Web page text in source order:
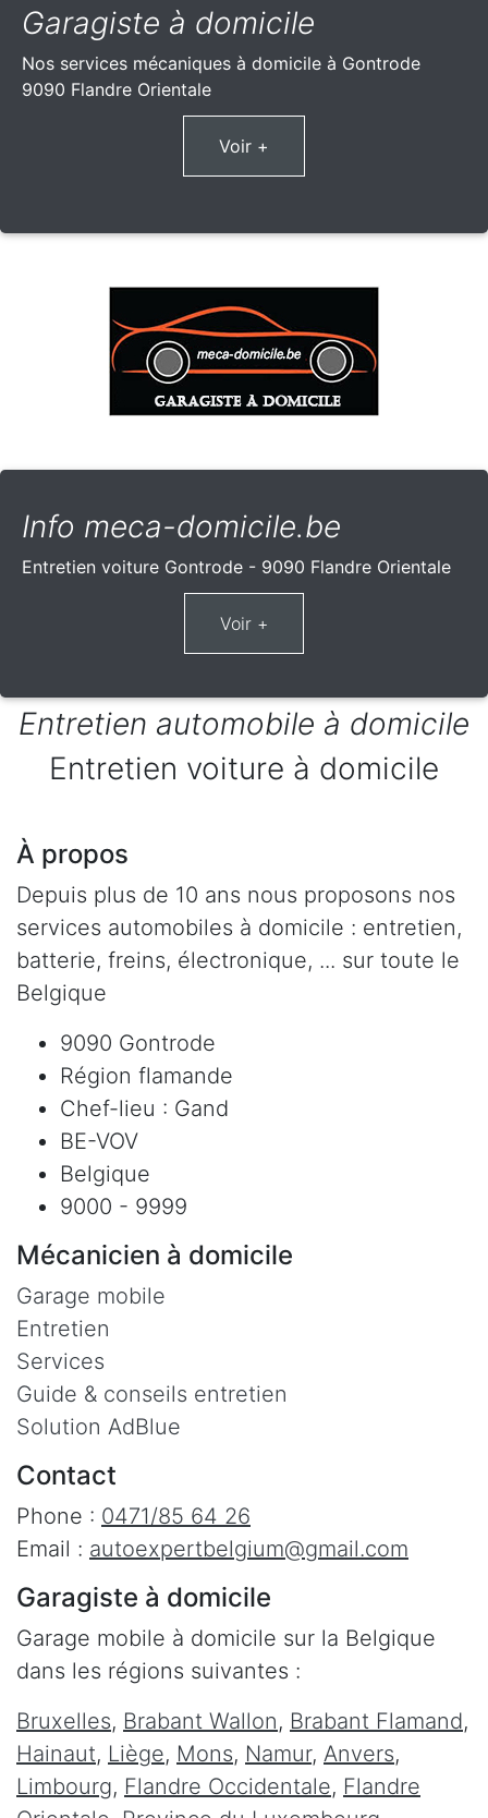
Garagiste à domicile
Nos services mécaniques à domicile à Gontrode
9090 Flandre Orientale
Voir +
Info meca-domicile.be
Entretien voiture Gontrode - 9090 Flandre Orientale
Entretien automobile à domicile
Entretien voiture à domicile
À propos
Depuis plus de 10 ans nous proposons nos
services automobiles à domicile : entretien,
batterie, freins, électronique, ... sur toute le
Belgique
9090 Gontrode
Région flamande
Chef-lieu : Gand
BE-VOV
Belgique
9000 - 9999
Mécanicien à domicile
Garage mobile
Entretien
Services
Guide & conseils entretien
Solution AdBlue
Contact
Phone : 0471/85 64 26
Email : autoexpertbelgium@gmail.com
Garagiste à domicile
Garage mobile à domicile sur la Belgique
dans les régions suivantes :
Bruxelles, Brabant Wallon, Brabant Flamand,
Hainaut, Liège, Mons, Namur, Anvers,
Limbourg, Flandre Occidentale, Flandre